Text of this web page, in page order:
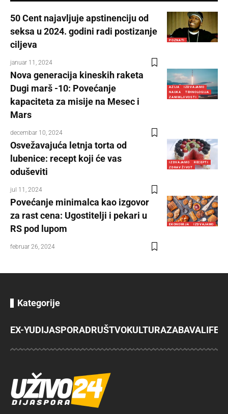
POZNATI
50 Cent najavljuje apstinenciju od
seksa u 2024. godini radi postizanje
ciljeva
januar 11, 2024
AZIJA
IZDVAJAMO
NAUKA
TEHNOLOGIJA
ZANIMLJIVOSTI
Nova generacija kineskih raketa
Dugi marš -10: Povećanje
kapaciteta za misije na Mesec i
Mars
decembar 10, 2024
IZDVAJAMO
RECEPTI
ZDRAV ŽIVOT
Osvežavajuća letnja torta od
lubenice: recept koji će vas
oduševiti
jul 11, 2024
EKONOMIJA IZDVAJAMO
Povećanje minimalca kao izgovor
za rast cena: Ugostitelji i pekari u
RS pod lupom
februar 26, 2024
Kategorije
EX-YUDIJASPORADRUŠTVOKULTURAZABAVA